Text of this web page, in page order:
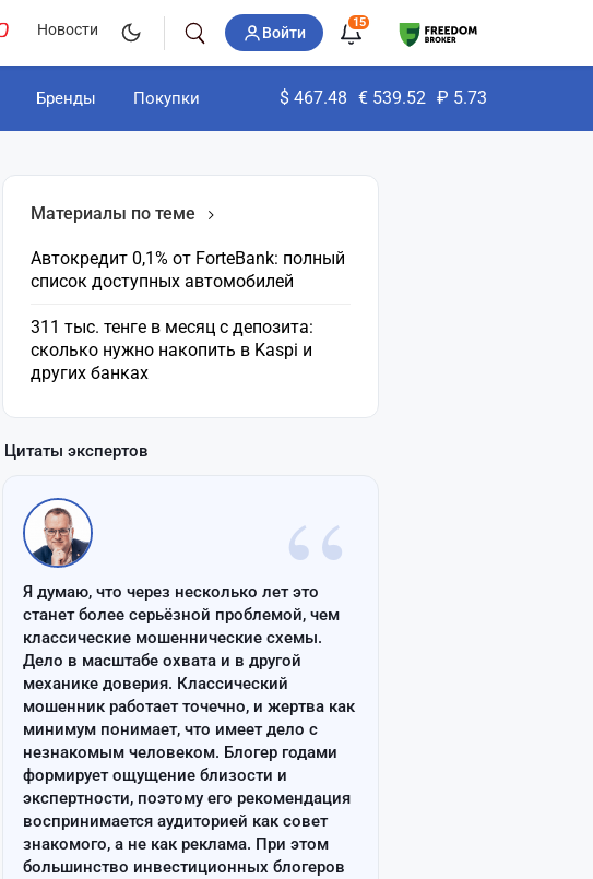
Новости Войти
15
Бренды Покупки $ 467.48 € 539.52 ₽ 5.73
Материалы по теме
Автокредит 0,1% от ForteBank: полный
список доступных автомобилей
311 тыс. тенге в месяц с депозита:
сколько нужно накопить в Kaspi и
других банках
Цитаты экспертов
“
Я думаю, что через несколько лет это
станет более серьёзной проблемой, чем
классические мошеннические схемы.
Дело в масштабе охвата и в другой
механике доверия. Классический
мошенник работает точечно, и жертва как
минимум понимает, что имеет дело с
незнакомым человеком. Блогер годами
формирует ощущение близости и
экспертности, поэтому его рекомендация
воспринимается аудиторией как совет
знакомого, а не как реклама. При этом
большинство инвестиционных блогеров